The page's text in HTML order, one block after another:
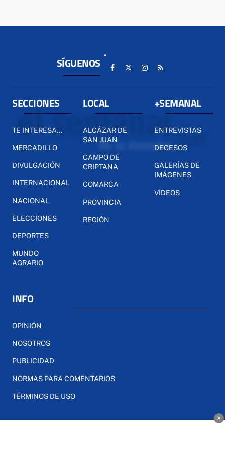
SÍGUENOS
SECCIONES
TE INTERESA...
MERCADILLO
DIVULGACIÓN
INTERNACIONAL
NACIONAL
ELECCIONES
DEPORTES
MUNDO
AGRARIO
LOCAL
ALCÁZAR DE
SAN JUAN
CAMPO DE
CRIPTANA
COMARCA
PROVINCIA
REGIÓN
+SEMANAL
ENTREVISTAS
DECESOS
GALERÍAS DE
IMÁGENES
VÍDEOS
INFO
OPINIÓN
NOSOTROS
PUBLICIDAD
NORMAS PARA COMENTARIOS
TÉRMINOS DE USO
×